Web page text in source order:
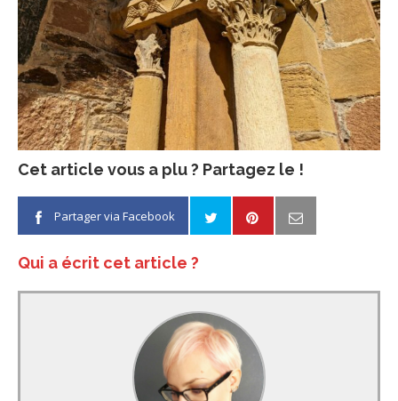
Cet article vous a plu ? Partagez le !
Partager via Facebook
Qui a écrit cet article ?